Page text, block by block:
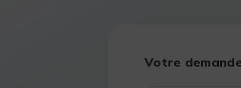
Votre